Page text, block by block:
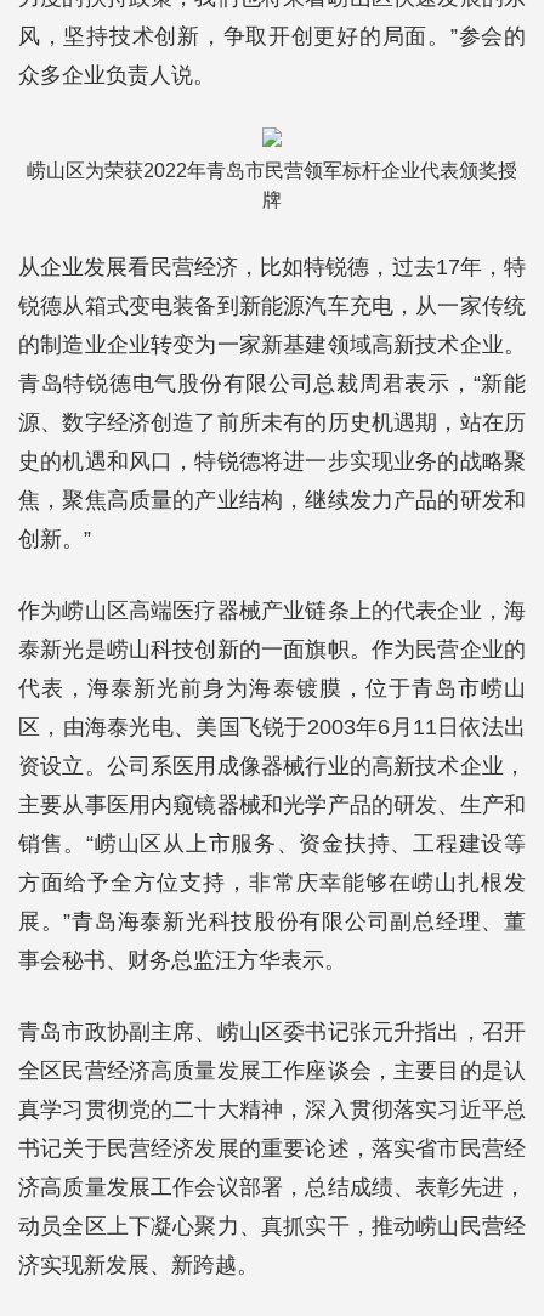
风，坚持技术创新，争取开创更好的局面。”参会的
众多企业负责人说。
崂山区为荣获2022年青岛市民营领军标杆企业代表颁奖授
牌
从企业发展看民营经济，比如特锐德，过去17年，特
锐德从箱式变电装备到新能源汽车充电，从一家传统
的制造业企业转变为一家新基建领域高新技术企业。
青岛特锐德电气股份有限公司总裁周君表示，“新能
源、数字经济创造了前所未有的历史机遇期，站在历
史的机遇和风口，特锐德将进一步实现业务的战略聚
焦，聚焦高质量的产业结构，继续发力产品的研发和
创新。”
作为崂山区高端医疗器械产业链条上的代表企业，海
泰新光是崂山科技创新的一面旗帜。作为民营企业的
代表，海泰新光前身为海泰镀膜，位于青岛市崂山
区，由海泰光电、美国飞锐于2003年6月11日依法出
资设立。公司系医用成像器械行业的高新技术企业，
主要从事医用内窥镜器械和光学产品的研发、生产和
销售。“崂山区从上市服务、资金扶持、工程建设等
方面给予全方位支持，非常庆幸能够在崂山扎根发
展。”青岛海泰新光科技股份有限公司副总经理、董
事会秘书、财务总监汪方华表示。
青岛市政协副主席、崂山区委书记张元升指出，召开
全区民营经济高质量发展工作座谈会，主要目的是认
真学习贯彻党的二十大精神，深入贯彻落实习近平总
书记关于民营经济发展的重要论述，落实省市民营经
济高质量发展工作会议部署，总结成绩、表彰先进，
动员全区上下凝心聚力、真抓实干，推动崂山民营经
济实现新发展、新跨越。